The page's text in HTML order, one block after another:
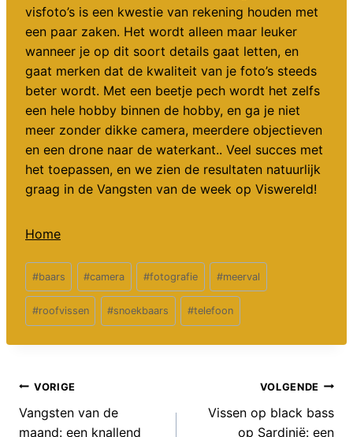
visfoto’s is een kwestie van rekening houden met
een paar zaken. Het wordt alleen maar leuker
wanneer je op dit soort details gaat letten, en
gaat merken dat de kwaliteit van je foto’s steeds
beter wordt. Met een beetje pech wordt het zelfs
een hele hobby binnen de hobby, en ga je niet
meer zonder dikke camera, meerdere objectieven
en een drone naar de waterkant.. Veel succes met
het toepassen, en we zien de resultaten natuurlijk
graag in de Vangsten van de week op Viswereld!
Home
Bericht
tags:
#baars #camera #fotografie #meerval
#roofvissen #snoekbaars #telefoon
Bericht
VORIGE
Vangsten van de
maand: een knallend
VOLGENDE
Vissen op black bass
op Sardinië: een